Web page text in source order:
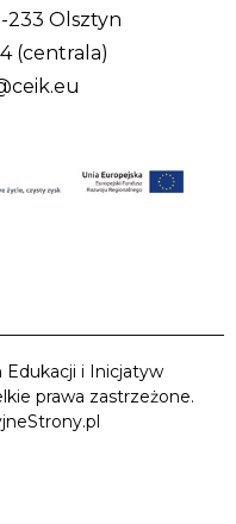
233 Olsztyn
(centrala)
i Inicjatyw
prawa zastrzeżone.